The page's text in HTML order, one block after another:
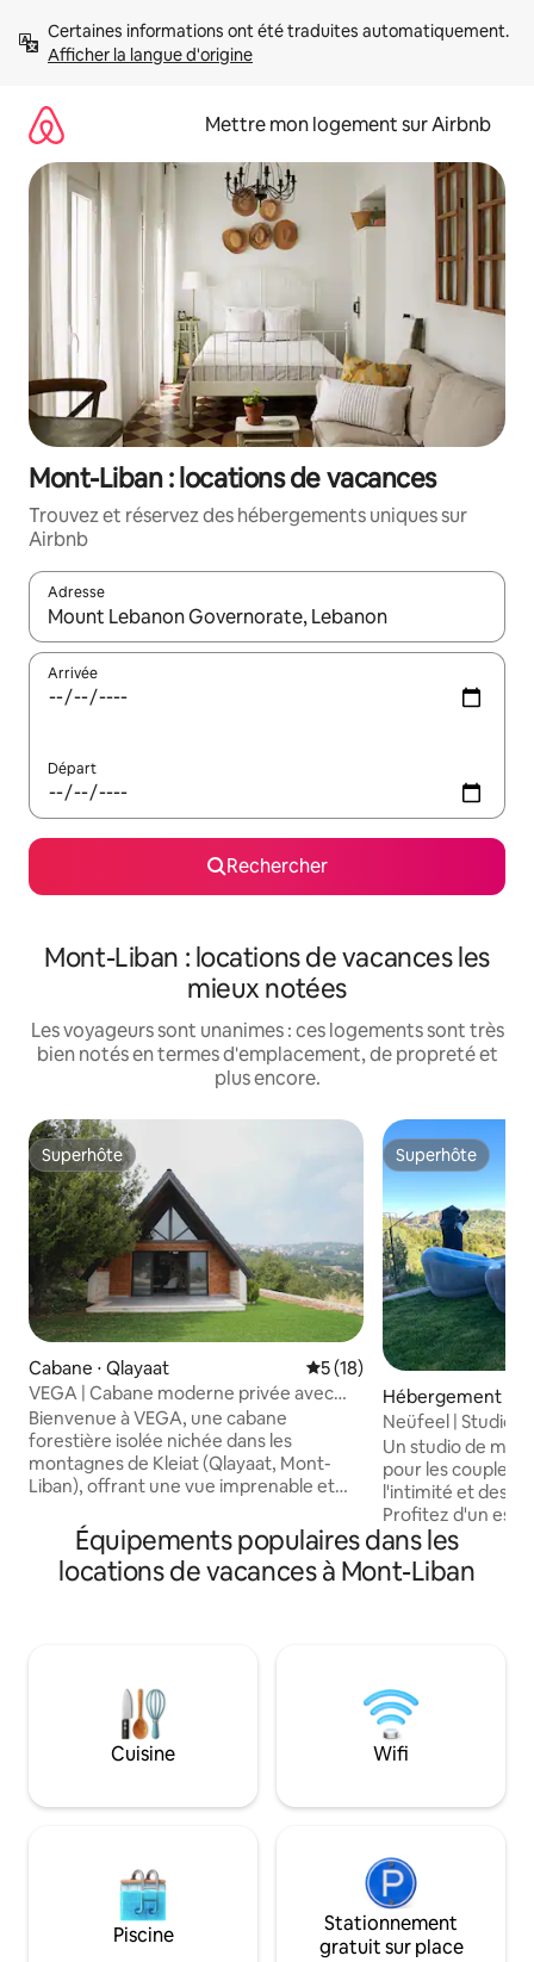
directement
Afficher la langue d'origine
Mettre mon logement sur Airbnb
Mont-Liban : locations de vacances
Trouvez et réservez des hébergements uniques sur
Airbnb
Adresse
Lorsque les résultats s'affichent, utilisez les flèches vers le
Arrivée
Départ
Rechercher
Mont-Liban : locations de vacances les
mieux notées
Les voyageurs sont unanimes : ces logements sont très
bien notés en termes d'emplacement, de propreté et
plus encore.
Superhôte
Superhôte
Cabane ⋅ Qlayaat Évaluation moyenne sur la
5 (18)
VEGA | Cabane moderne privée avec
vue panoramique
Bienvenue à VEGA, une cabane
forestière isolée nichée dans les
montagnes de Kleiat (Qlayaat, Mont-
Liban), offrant une vue imprenable et
pour les matins tranquilles et les soirées
confortables, Vega est à seulement
3 minutes de la rue principale de Kleiat, à
d'une cuisine entièrement équipée, de la
climatisation, d'une connexion Wi-Fi par
fibre optique, d'une télévision
connectée et d'une buanderie, ce qui le
comme pour les escapades d'un week-
Superhôte
Superhôte
Hébergement ⋅
Neüfeel | Studio
Un studio de
pour les couples,
l'intimité et des
Profitez d'un
d'une retraite
avec piscine,
pergola, douche
atmosphère de
pistes de ski, des
et des cafés,
commodité toute
ends.
Équipements populaires dans les
locations de vacances à Mont-Liban
Cuisine Wifi
Piscine
Stationnement
gratuit sur place